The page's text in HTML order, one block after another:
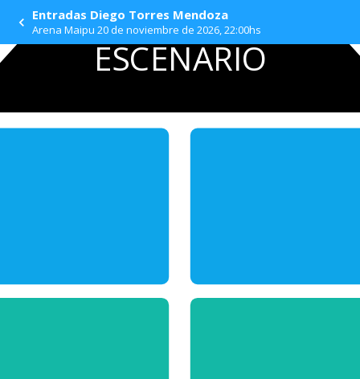
Entradas Diego Torres Mendoza
Arena Maipu 20 de noviembre de 2026, 22:00hs
ESCENARIO